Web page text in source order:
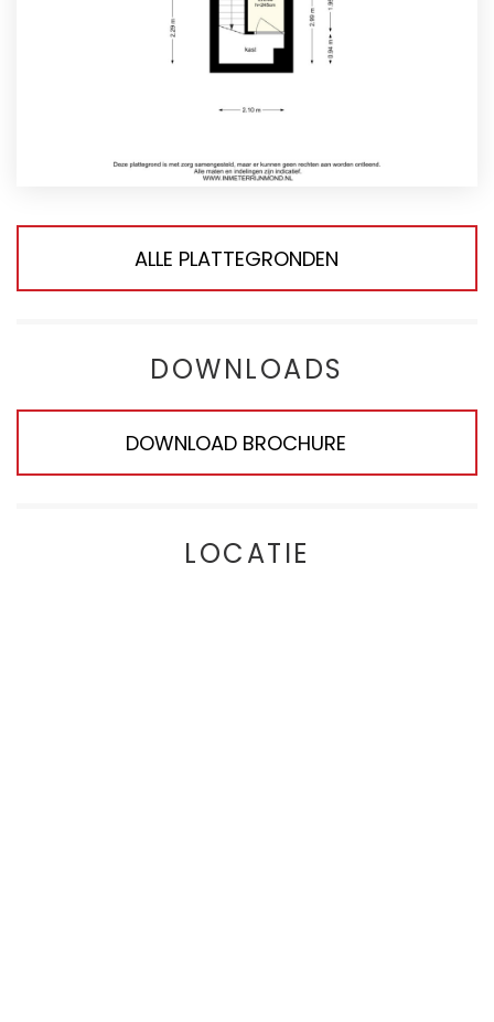
ALLE PLATTEGRONDEN
DOWNLOADS
DOWNLOAD BROCHURE
LOCATIE